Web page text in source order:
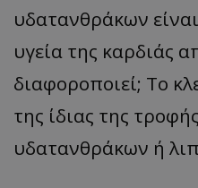
υδατανθράκων
υγεία της καρδιάς
διαφοροποιεί; Το
της ίδιας της
υδατανθράκων ή